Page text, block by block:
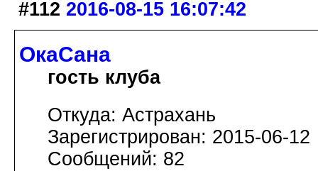
#112 2016-08-15 16:07:42
ОкаСана
гость клуба
Откуда: Астрахань
Зарегистрирован: 2015-06-12
Сообщений: 82